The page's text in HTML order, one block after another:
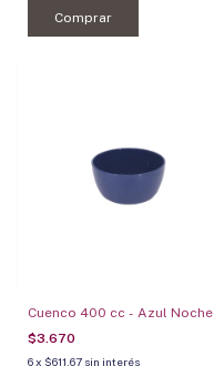
Comprar
Cuenco 400 cc - Azul Noche
$3.670
6x $611,67 sin interés